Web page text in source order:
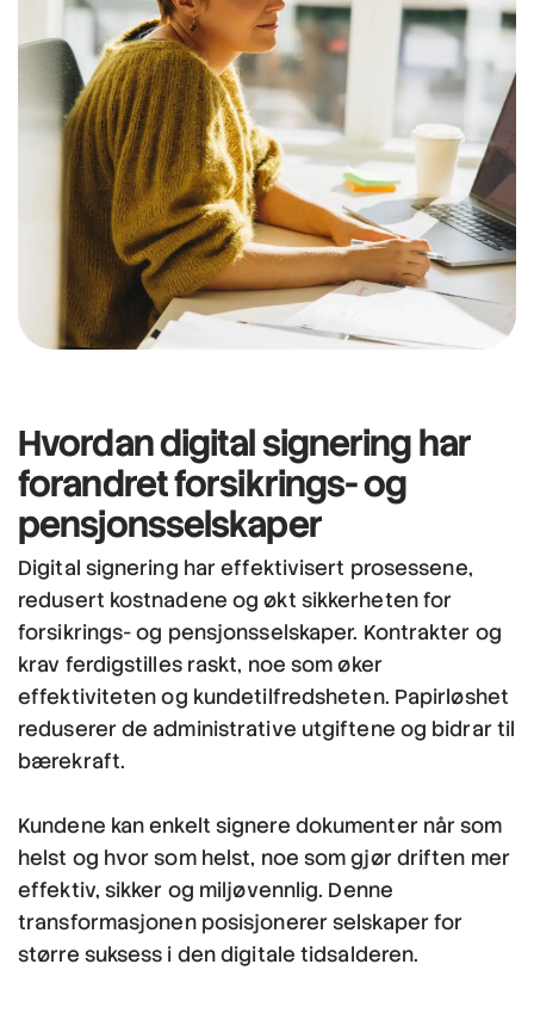
Hvordandigital signering har
forandretforsikrings- og
pensjonsselskaper
Digital signering har effektivisert prosessene,
redusert kostnadene og økt sikkerheten for
forsikrings- og pensjonsselskaper. Kontrakter og
krav ferdigstilles raskt, noe som øker
effektiviteten og kundetilfredsheten. Papirløshet
reduserer de administrative utgiftene og bidrar til
bærekraft.
Kundene kan enkelt signere dokumenter når som
helst og hvor som helst, noe som gjør driften mer
effektiv, sikker og miljøvennlig. Denne
transformasjonen posisjonerer selskaper for
større suksess i den digitale tidsalderen.